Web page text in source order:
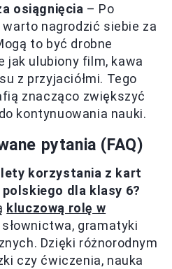
osiągnięcia – Po
nagrodzić siebie za
to być drobne
jak ulubiony film, kawa
z przyjaciółmi. Tego
znacząco zwiększyć
kontynuowania nauki.
pytania (FAQ)
korzystania z kart
dla klasy 6?
kluczową rolę w
gramatyki
Dzięki różnorodnym
czy ćwiczenia, nauka